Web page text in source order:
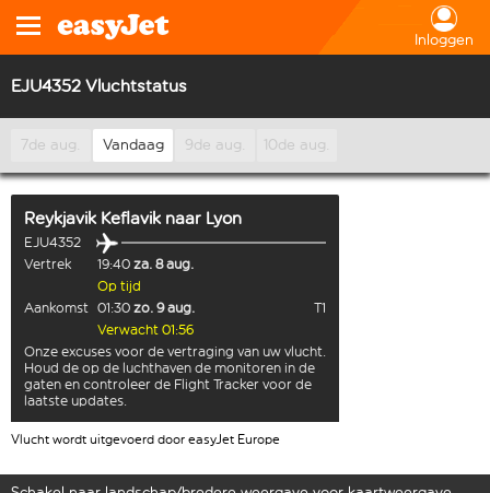
Inloggen
EJU4352 Vluchtstatus
7de aug. Vandaag 9de aug. 10de aug.
Reykjavik Keflavik naar Lyon
EJU4352
Vertrek
19:40 za. 8 aug.
Op tijd
Aankomst 01:30 zo. 9 aug.
T1
Verwacht 01:56
Onze excuses voor de vertraging van uw vlucht.
Houd de op de luchthaven de monitoren in de
gaten en controleer de Flight Tracker voor de
laatste updates.
Vlucht wordt uitgevoerd door easyJet Europe